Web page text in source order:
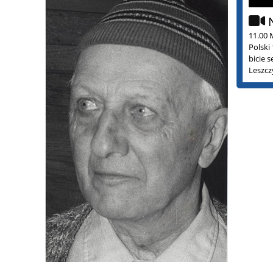
11.00
Polski
bicie